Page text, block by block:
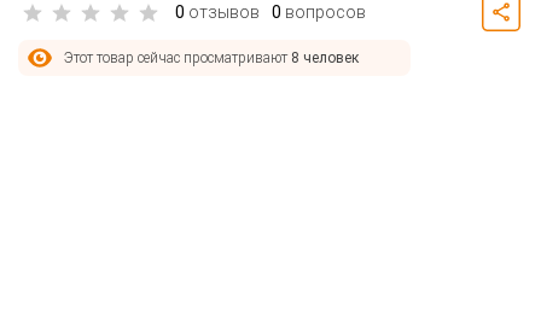
0 отзывов 0 вопросов
Этот товар сейчас просматривают 8 человек